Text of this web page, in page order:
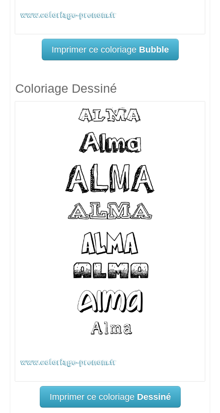
Imprimer ce coloriage Bubble
Coloriage Dessiné
Imprimer ce coloriage Dessiné